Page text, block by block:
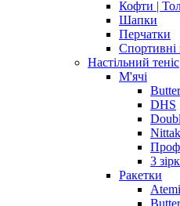
Кофти |
Шапки
Перчатки
Настільний теніс
М'ячі
DHS
3
Ракетки
Atemi